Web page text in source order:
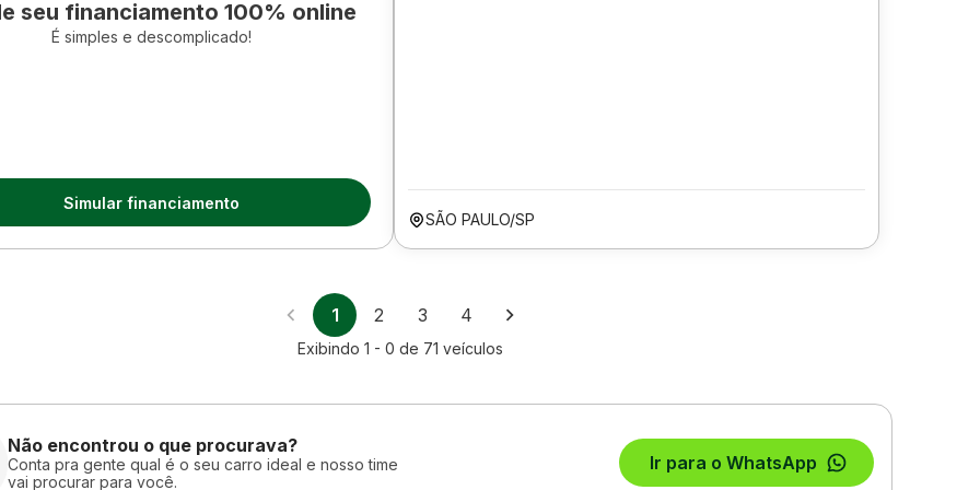
seu financiamento 100% online
É simples e descomplicado!
Simular financiamento
SÃO PAULO/SP
1 2 3 4
Exibindo 1 - 0 de 71 veículos
Não encontrou o que procurava?
Conta pra gente qual é o seu carro ideal e nosso time
vai procurar para você.
Ir para o WhatsApp